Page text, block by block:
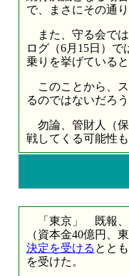
で、まさにその通
また、守る会では
ログ（6月15日）
乗りを挙げている
このことから、ス
るのではないだろ
勿論、管財人（保
戦してくる可能性
「東京」 既報、
（資本金40億円、
決定を受ける ととも
を受けた。